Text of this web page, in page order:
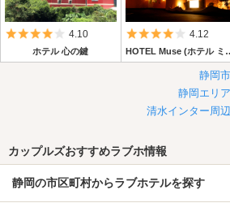
5つ星のうち4
4.10
ホテル 心の鍵
5つ星のう
4.12
HOTEL
静岡
静岡エリ
清水インター周
カップルズおすすめラブホ情報
静岡の市区町村からラブホテルを探す